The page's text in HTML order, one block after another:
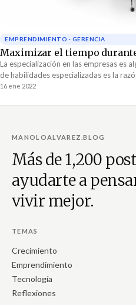
EMPRENDIMIENTO · GERENCIA
Maximizar el tiempo
La especialización en las empresas es
de habilidades especializadas es la
equipos existen. Si hacemos una
16 ene 2022
MANOLOALVAREZ.BLOG
Más de 1,200
ayudarte a
vivir mejor.
TEMAS
Crecimiento
Emprendimiento
Tecnología
Reflexiones